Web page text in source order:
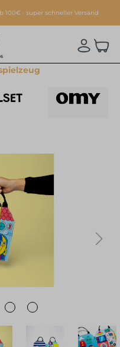
100€ · super schneller Versand